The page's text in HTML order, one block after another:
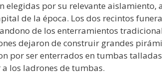
elegidas por su relevante aislamiento,
de la época. Los dos recintos
de los enterramientos
dejaron de construir grandes
por ser enterrados en tumbas
los ladrones de tumbas.